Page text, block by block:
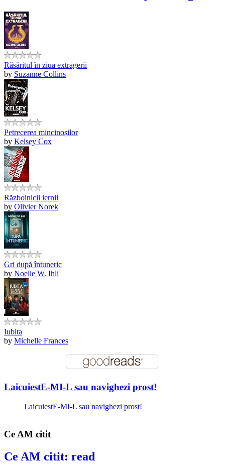
Răsăritul în ziua extragerii
by Suzanne Collins
Petrecerea mincinoșilor
by Kelsey Cox
Războinicii iernii
by Olivier Norek
Gri după întuneric
by Noelle W. Ihli
Iubita
by Michelle Frances
LaicuiestE-MI-L sau navighezi prost!
LaicuiestE-MI-L sau navighezi prost!
Ce AM citit
Ce AM citit: read